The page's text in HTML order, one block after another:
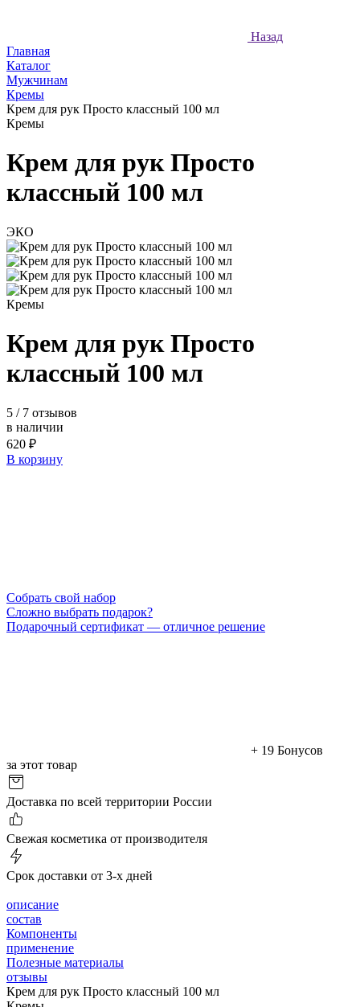
Назад
Главная
Каталог
Мужчинам
Кремы
Крем для рук Просто классный 100 мл
Кремы
Крем для рук Просто
классный 100 мл
ЭКО
Кремы
Крем для рук Просто
классный 100 мл
5 / 7 отзывов
в наличии
620 ₽
В корзину
Cобрать свой набор
Сложно выбрать подарок?
Подарочный сертификат — отличное решение
+ 19 Бонусов
за этот товар
Доставка по всей территории России
Cвежая косметика от производителя
Срок доставки от 3-х дней
описание
состав
Компоненты
применение
Полезные материалы
отзывы
Крем для рук Просто классный 100 мл